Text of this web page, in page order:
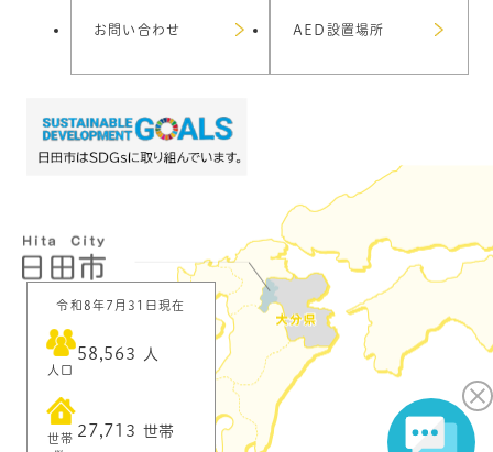
お問い合わせ AED設置場所
令和8年7月31日現在
人口
58,563 人
世帯 27,713 世帯